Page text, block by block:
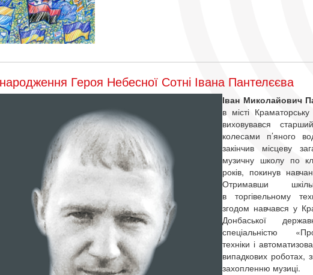
Героя Небесної Сотні Івана Пантелєєва
Іван Миколайович
в місті
виховувався
колесами п’яного
закінчив місцеву
музичну школу по
років, покинув
Отримавши
в торгівельному
згодом навчався у
Донбаської
спеціальністю
техніки і
випадкових роботах,
захопленню музиці.